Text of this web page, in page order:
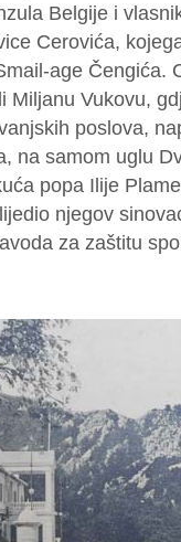
Belgije i
Cerovića,
age Čengića.
Miljanu Vukovu,
poslova,
na samom uglu
popa Ilije
njegov
za zaštitu